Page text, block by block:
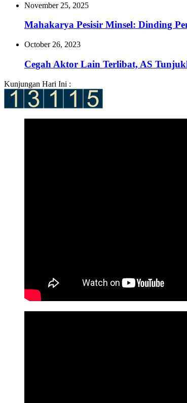
November 25, 2025
Mahakarya Pesisir Minsel: Dinding
October 26, 2023
Cegah Aktor Lain Terlibat, AS
Kunjungan Hari Ini :